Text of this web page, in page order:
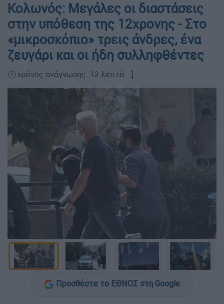
Κολωνός: Μεγάλες οι διαστάσεις
στην υπόθεση της 12χρονης - Στο
«μικροσκόπιο» τρεις άνδρες, ένα
ζευγάρι και οι ήδη συλληφθέντες
🕛 χρόνος ανάγνωσης: 13 λεπτά ┋
Προσθέστε το ΕΘΝΟΣ στη Google